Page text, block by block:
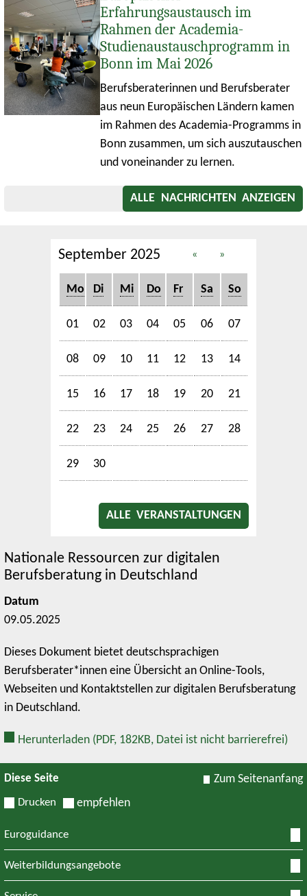
Erfahrungsaustausch im
Rahmen der Academia-
Studienaustauschprogramm in
Bonn im Mai 2026
Berufsberaterinnen und Berufsberater
aus neun Europäischen Ländern kamen
im Rahmen des Academia-Programms in
Bonn zusammen, um sich auszutauschen
und voneinander zu lernen.
ALLE NACHRICHTEN ANZEIGEN
September 2025 « »
Mo Di Mi Do Fr Sa So
01 02 03 04 05 06 07
08 09 10 11 12 13 14
15 16 17 18 19 20 21
22 23 24 25 26 27 28
29 30
ALLE VERANSTALTUNGEN
Nationale Ressourcen zur digitalen
Berufsberatung in Deutschland
Datum
09.05.2025
Dieses Dokument bietet deutschsprachigen
Berufsberater*innen eine Übersicht an Online-Tools,
Webseiten und Kontaktstellen zur digitalen Berufsberatung
in Deutschland.
Herunterladen (PDF, 182KB, Datei ist nicht barrierefrei)
Diese Seite
Drucken empfehlen
Zum Seitenanfang
Euroguidance
Weiterbildungsangebote